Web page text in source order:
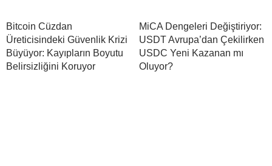
Bitcoin Cüzdan
Üreticisindeki Güvenlik Krizi
Büyüyor: Kayıpların Boyutu
Belirsizliğini Koruyor
MiCA Dengeleri Değiştiriyor:
USDT Avrupa’dan Çekilirken
USDC Yeni Kazanan mı
Oluyor?